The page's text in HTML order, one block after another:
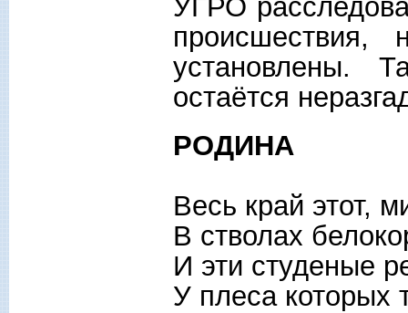
УГРО
установлены.
остаётся
РОДИНА
Весь край этот,
В стволах
И эти студеные
У плеса которых